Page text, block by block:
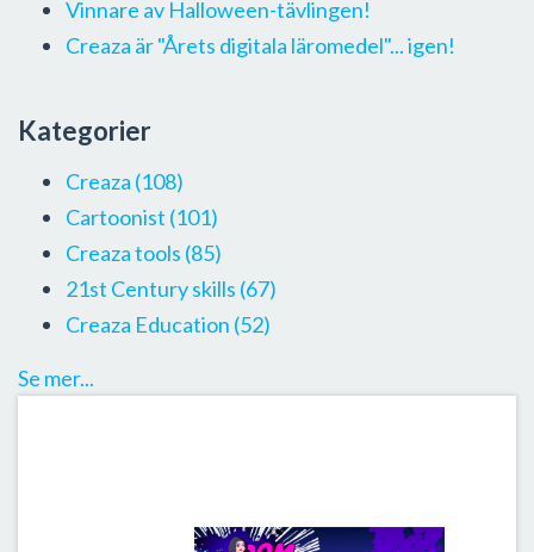
Vinnare av Halloween-tävlingen!
Creaza är "Årets digitala läromedel"... igen!
Kategorier
Creaza (108)
Cartoonist (101)
Creaza tools (85)
21st Century skills (67)
Creaza Education (52)
Se mer...